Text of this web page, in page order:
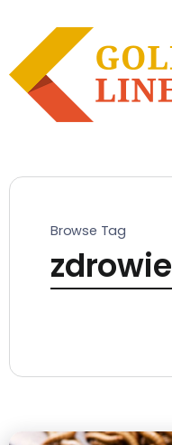
Browse Tag
zdrowie